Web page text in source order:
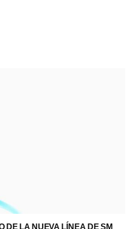
DE LA NUEVA LÍNEA DE SM